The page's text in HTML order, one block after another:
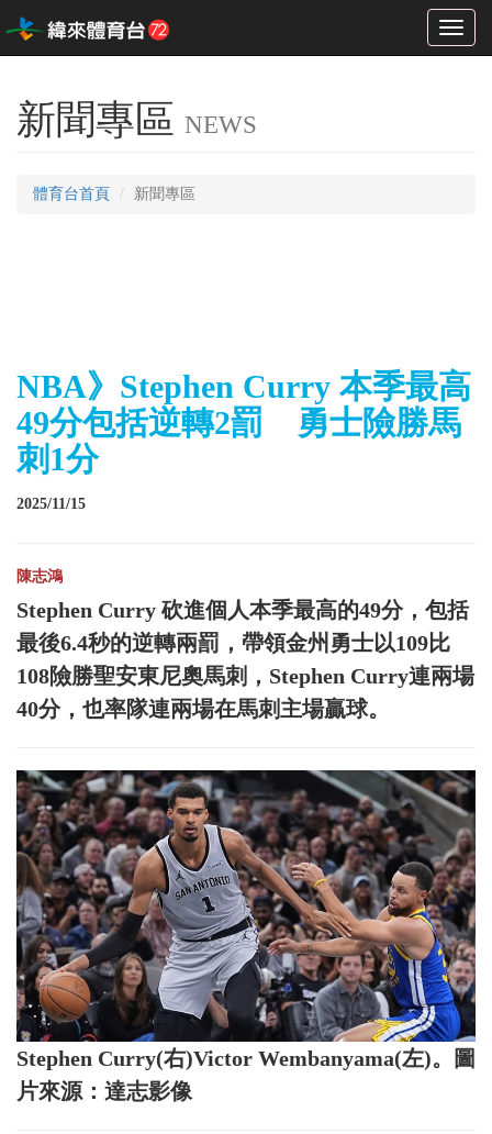
Toggle
新聞專區 NEWS
體育台首頁 新聞專區
NBA》Stephen Curry 本季最高
49分包括逆轉2罰 勇士險勝馬
刺1分
2025/11/15
陳志鴻
Stephen Curry 砍進個人本季最高的49分，包括
最後6.4秒的逆轉兩罰，帶領金州勇士以109比
108險勝聖安東尼奧馬刺，Stephen Curry連兩場
40分，也率隊連兩場在馬刺主場贏球。
Stephen Curry(右)Victor Wembanyama(左)。圖
片來源：達志影像